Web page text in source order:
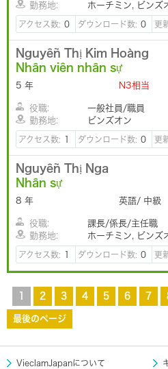
勤務地:
ホーチミン, ビンズ
アクセス数: 0 ダウンロード数: 0 更
Nguyễn Thị Kim Hoàng
Nhân viên nhân sự
5 年 N3相当
役職:
一般社員/職員
勤務地:
ビンズオン
アクセス数: 1 ダウンロード数: 0 更
Nguyễn Thị Nga
Nhân sự
8 年 英語/ 中級
役職:
課長/係長/主任職
勤務地:
ホーチミン, ビンズ
アクセス数: 1 ダウンロード数: 0 更
1 2 3 4 5 6 7
最後のページ
VieclamJapanについて